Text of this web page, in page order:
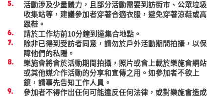
活動涉及少量體力，且部分活動需要到訪街市、公眾垃圾
收集站等，建議參加者穿著合適衣服，避免穿著涼鞋或高
跟鞋。
請於工作坊前10分鐘到達集合地點。
除非已得到受訪者同意，請勿於戶外活動期間拍攝，以保
障他們的私隱。
樂施會將會於活動期間拍攝，照片或會上載於樂施會網站
或其他媒介作活動的分享和宣傳之用。如參加者不欲上
鏡，請事先告知工作人員。
參加者不得作出任何可能違反任何法律，或對樂施會造成